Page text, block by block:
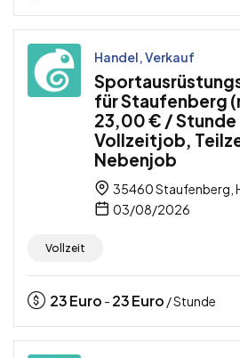
Handel, Verkauf
für Staufenberg
23,00 € / Stunde
Vollzeitjob,
Nebenjob
35460 Staufenberg,
03/08/2026
Vollzeit
23Euro - 23Euro / Stunde